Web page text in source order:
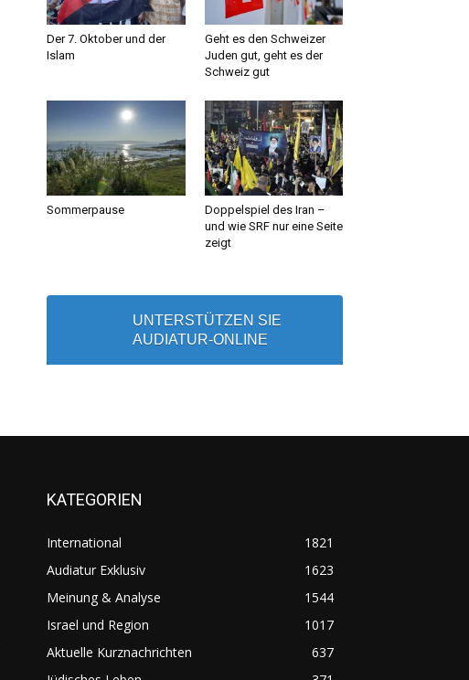
Der 7. Oktober und der
Islam
Geht es den Schweizer
Juden gut, geht es der
Schweiz gut
Sommerpause
Doppelspiel des Iran –
und wie SRF nur eine Seite
zeigt
UNTERSTÜTZEN SIE
AUDIATUR-ONLINE
KATEGORIEN
International
1821
Audiatur Exklusiv
1623
Meinung & Analyse
1544
Israel und Region
1017
Aktuelle Kurznachrichten
637